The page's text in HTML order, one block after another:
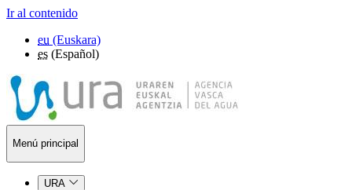
Ir al contenido
eu (Euskara)
es (Español)
Menú principal
URA